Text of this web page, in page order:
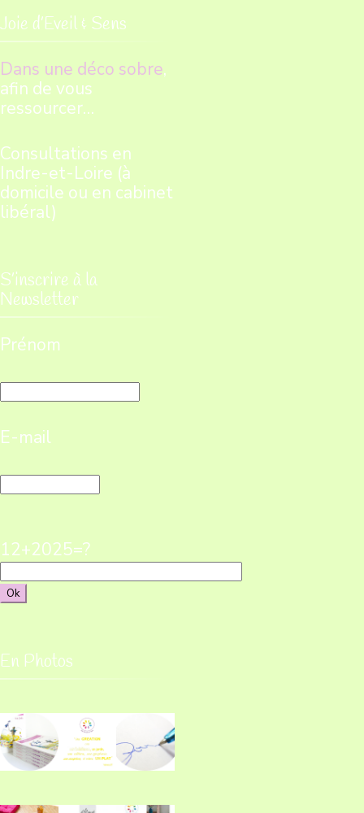
Joie d’Eveil & Sens
Dans une déco sobre,
afin de vous
ressourcer…
Consultations en
Indre-et-Loire (à
domicile ou en cabinet
libéral)
S’inscrire à la
Newsletter
Prénom
E-mail
12+2025=?
En Photos